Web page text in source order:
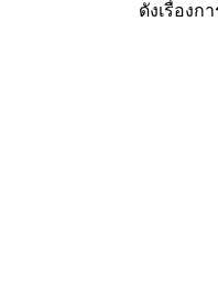
ดังเรื่อง